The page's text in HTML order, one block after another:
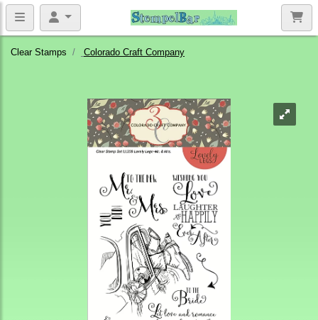
Clear Stamps Colorado Craft Company